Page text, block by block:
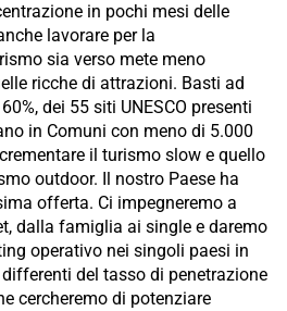
in pochi mesi delle
lavorare per la
sia verso mete meno
ricche di attrazioni. Basti ad
dei 55 siti UNESCO presenti
in Comuni con meno di 5.000
il turismo slow e quello
outdoor. Il nostro Paese ha
offerta. Ci impegneremo a
dalla famiglia ai single e daremo
operativo nei singoli paesi in
del tasso di penetrazione
cercheremo di potenziare